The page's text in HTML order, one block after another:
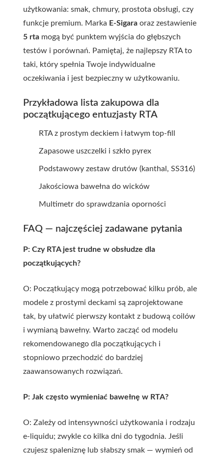
użytkowania: smak, chmury, prostota obsługi, czy
funkcje premium. Marka E-Sigara oraz zestawienie
5 rta mogą być punktem wyjścia do głębszych
testów i porównań. Pamiętaj, że najlepszy RTA to
taki, który spełnia Twoje indywidualne
oczekiwania i jest bezpieczny w użytkowaniu.
Przykładowa lista zakupowa dla
początkującego entuzjasty RTA
RTA z prostym deckiem i łatwym top-fill
Zapasowe uszczelki i szkło pyrex
Podstawowy zestaw drutów (kanthal, SS316)
Jakościowa bawełna do wicków
Multimetr do sprawdzania oporności
FAQ — najczęściej zadawane pytania
P: Czy RTA jest trudne w obsłudze dla
początkujących?
O: Początkujący mogą potrzebować kilku prób, ale
modele z prostymi deckami są zaprojektowane
tak, by ułatwić pierwszy kontakt z budową coilów
i wymianą bawełny. Warto zacząć od modelu
rekomendowanego dla początkujących i
stopniowo przechodzić do bardziej
zaawansowanych rozwiązań.
P: Jak często wymieniać bawełnę w RTA?
O: Zależy od intensywności użytkowania i rodzaju
e-liquidu; zwykle co kilka dni do tygodnia. Jeśli
czujesz spaleniznę lub słabszy smak — wymień od